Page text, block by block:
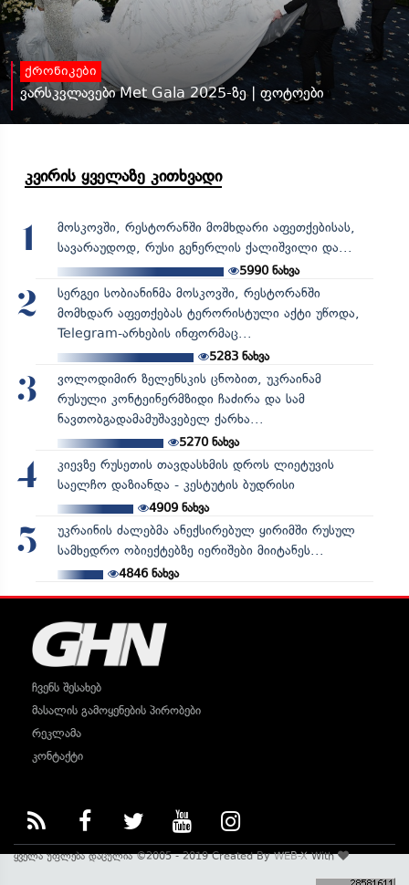
ქრონიკები
ვარსკვლავები Met Gala 2025-ზე | ფოტოები
კვირის ყველაზე კითხვადი
1
მოსკოვში, რესტორანში მომხდარი აფეთქებისას,
სავარაუდოდ, რუსი გენერლის ქალიშვილი და...
5990ნახვა
2
სერგეი სობიანინმა მოსკოვში, რესტორანში
მომხდარ აფეთქებას ტერორისტული აქტი უწოდა,
Telegram-არხების ინფორმაც...
5283ნახვა
3
ვოლოდიმირ ზელენსკის ცნობით, უკრაინამ
რუსული კონტეინერმზიდი ჩაძირა და სამ
ნავთობგადამამუშავებელ ქარხა...
5270ნახვა
4
კიევზე რუსეთის თავდასხმის დროს ლიეტუვის
საელჩო დაზიანდა - კესტუტის ბუდრისი
4909ნახვა
5
უკრაინის ძალებმა ანექსირებულ ყირიმში რუსულ
სამხედრო ობიექტებზე იერიშები მიიტანეს...
4846ნახვა
ჩვენს შესახებ
მასალის გამოყენების პირობები
რეკლამა
კონტაქტი
ყველა უფლება დაცულია ©2005 - 2019 Created ByWEB-XWith